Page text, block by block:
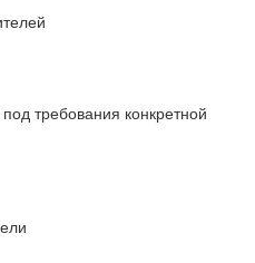
требования конкретной